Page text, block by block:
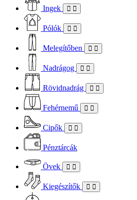
Ingek
Pólók
Melegítőben
Nadrágog
Rövidnadrág
Fehérnemű
Cipők
Pénztárcák
Övek
Kiegészítők